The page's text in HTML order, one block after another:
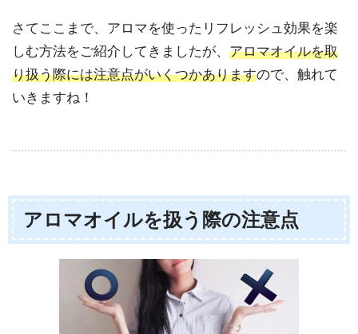
さてここまで、アロマを使ったリフレッシュ効果を楽
しむ方法をご紹介してきましたが、 アロマオイルを取
り扱う際には注意点がいくつかありますので、触れて
いきますね！
アロマオイルを扱う際の注意点